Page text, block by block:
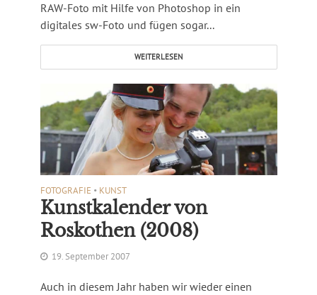
RAW-Foto mit Hilfe von Photoshop in ein
digitales sw-Foto und fügen sogar...
WEITERLESEN
FOTOGRAFIE • KUNST
Kunstkalender von
Roskothen (2008)
19. September 2007
Auch in diesem Jahr haben wir wieder einen